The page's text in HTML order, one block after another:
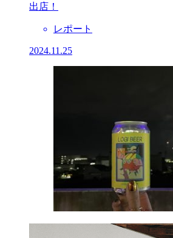
出店！
レポート
2024.11.25